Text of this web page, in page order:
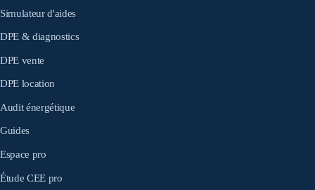
Simulateur d'aides
DPE & diagnostics
DPE vente
DPE location
Audit énergétique
Guides
Espace pro
Étude CEE pro